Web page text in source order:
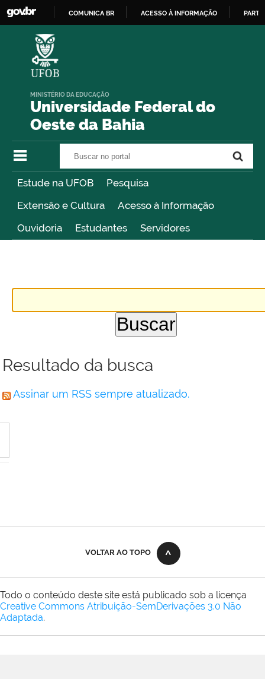
COMUNICA BR ACESSO À INFORMAÇÃO
Universidade Federal do
Oeste da Bahia
MINISTÉRIO DA EDUCAÇÃO
Estude na UFOB
Pesquisa
Extensão e Cultura
Acesso à Informação
Ouvidoria
Estudantes Servidores
Resultado da busca
Assinar um RSS sempre atualizado.
VOLTAR AO TOPO
Todo o conteúdo deste site está publicado sob a licença
Creative Commons Atribuição-SemDerivações 3.0 Não
Adaptada.